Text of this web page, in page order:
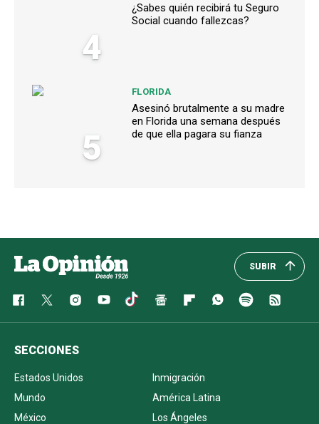
4
¿Sabes quién recibirá tu Seguro
Social cuando fallezcas?
5
FLORIDA
Asesinó brutalmente a su madre
en Florida una semana después
de que ella pagara su fianza
SUBIR
SECCIONES
Estados Unidos
Inmigración
Mundo
América Latina
México
Los Ángeles